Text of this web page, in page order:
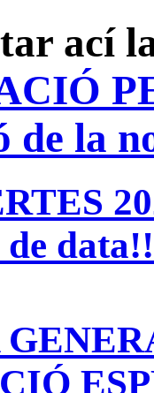
ací
de la
data!!